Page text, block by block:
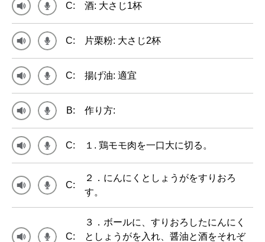
C: 酒: 大さじ1杯
C: 片栗粉: 大さじ2杯
C: 揚げ油: 適宜
B: 作り方:
C: １. 鶏モモ肉を一口大に切る。
C:
２．にんにくとしょうがをすりおろ
す。
C:
３．ボールに、すりおろしたにんにく
としょうがを入れ、醤油と酒をそれぞ